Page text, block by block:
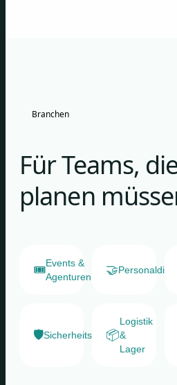
Branchen
Für Teams,
planen
🎟️Events &
Agenturen
🤝
🛡️Sicherheitsdienste
📦
Logistik
&
Lager